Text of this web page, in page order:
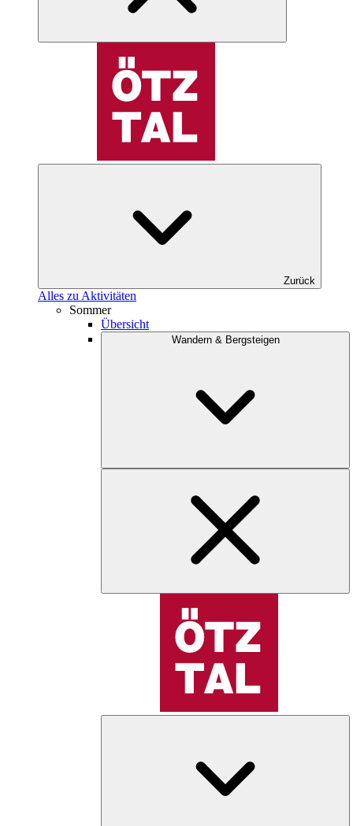
Zurück
Alles zu Aktivitäten
Sommer
Übersicht
Wandern & Bergsteigen